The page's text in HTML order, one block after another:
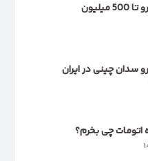
سدان چینی در ایران
چی بخرم؟